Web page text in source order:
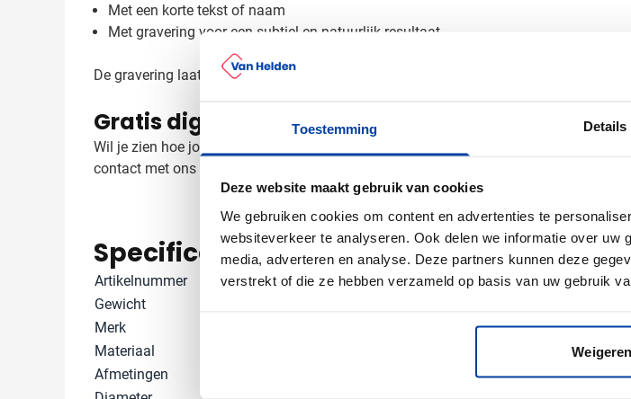
Toestemming Details
Deze website maakt gebruik van cookies
We gebruiken cookies om content en advertenties te
websiteverkeer te analyseren. Ook delen we informatie over
media, adverteren en analyse. Deze partners kunnen deze
verstrekt of die ze hebben verzameld op basis van uw gebruik
Weigeren
Met een korte tekst of naam
Met gravering voor een subtiel en natuurlijk resultaat
De gravering laat de warme kleur van het hout mooi doorschemeren.
Gratis digitaal voorbeeld van je bedrukte
Wil je zien hoe jouw logo op het hout staat? Vraag een gratis digitaal voorbeeld
contact met ons op, we denken graag met je mee.
Specificaties
Artikelnummer
9291
Gewicht
Merk
Materiaal
Afmetingen